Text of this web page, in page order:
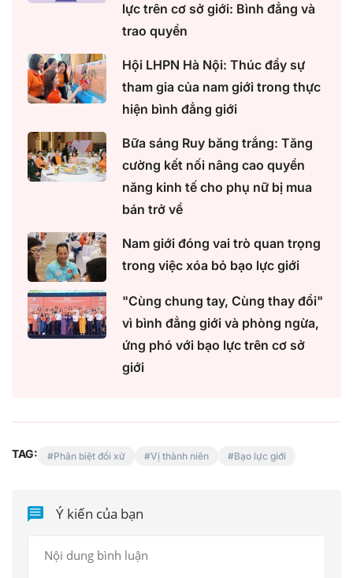
lực trên cơ sở giới: Bình đẳng và
trao quyền
Hội LHPN Hà Nội: Thúc đẩy sự
tham gia của nam giới trong thực
hiện bình đẳng giới
Bữa sáng Ruy băng trắng: Tăng
cường kết nối nâng cao quyền
năng kinh tế cho phụ nữ bị mua
bán trở về
Nam giới đóng vai trò quan trọng
trong việc xóa bỏ bạo lực giới
"Cùng chung tay, Cùng thay đổi"
vì bình đẳng giới và phòng ngừa,
ứng phó với bạo lực trên cơ sở
giới
TAG: Phân biệt đối xử Vị thành niên Bạo lực giới
Ý kiến của bạn